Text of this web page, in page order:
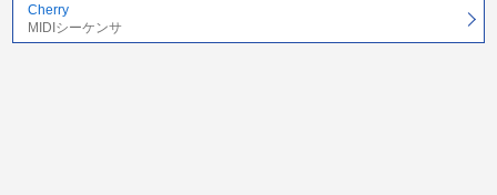
Cherry
MIDIシーケンサ